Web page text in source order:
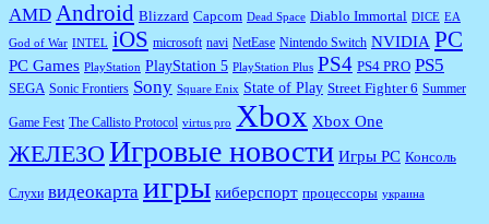
AMD Android Blizzard Capcom Dead Space Diablo Immortal DICE EA
God of War INTEL iOS microsoft navi NetEase Nintendo Switch NVIDIA PC
PC Games PlayStation PlayStation 5 PlayStation Plus PS4 PS4 PRO PS5
SEGA Sonic Frontiers Sony Square Enix State of Play Street Fighter 6 Summer
Game Fest The Callisto Protocol virtus pro Xbox Xbox One
ЖЕЛЕЗО Игровые новости Игры PC Консоль
Слухи видеокарта игры киберспорт процессоры украина